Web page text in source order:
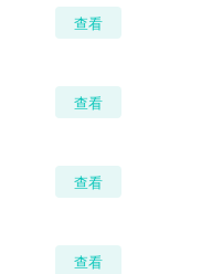
查看
查看
查看
查看